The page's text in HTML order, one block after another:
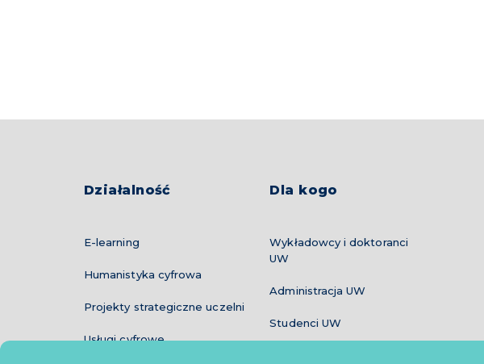
Działalność
E-learning
Humanistyka cyfrowa
Projekty strategiczne uczelni
Usługi cyfrowe
Dla kogo
Wykładowcy i doktoranci
UW
Administracja UW
Studenci UW